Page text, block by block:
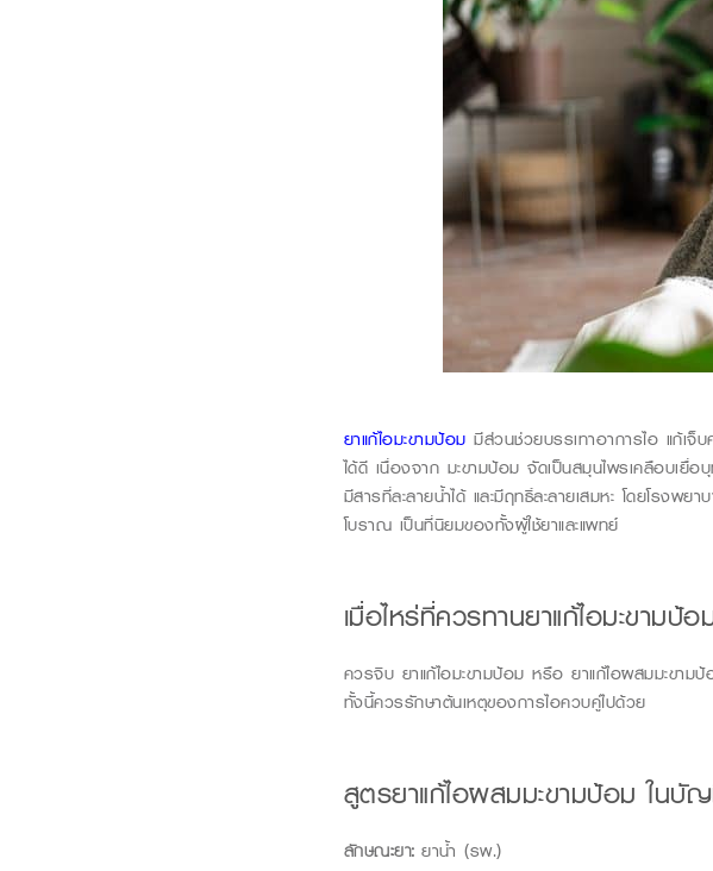
ยาแก้ไอมะขามป้อม มีส่วนช่วยบรรเทาอาการไอ แก้เจ็
ได้ดี เนื่องจาก มะขามป้อม จัดเป็นสมุนไพรเคลือบเยื่อ
มีสารที่ละลายน้ำได้ และมีฤทธิ์ละลายเสมหะ โดยโรงพ
โบราณ เป็นที่นิยมของทั้งผู้ใช้ยาและแพทย์
เมื่อไหร่ที่ควรทานยาแก้ไอมะขามป้อ
ควรจิบ ยาแก้ไอมะขามป้อม หรือ ยาแก้ไอผสมมะขาม
ทั้งนี้ควรรักษาต้นเหตุของการไอควบคู่ไปด้วย
สูตรยาแก้ไอผสมมะขามป้อม ใน
ลักษณะยา: ยาน้ำ (รพ.)